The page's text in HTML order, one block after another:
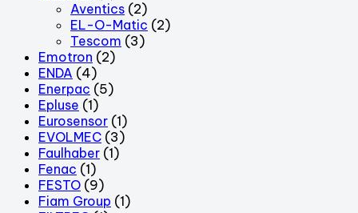
Aventics (2)
EL-O-Matic (2)
Tescom (3)
Emotron (2)
ENDA (4)
Enerpac (5)
Epluse (1)
Eurosensor (1)
EVOLMEC (3)
Faulhaber (1)
Fenac (1)
FESTO (9)
Fiam Group (1)